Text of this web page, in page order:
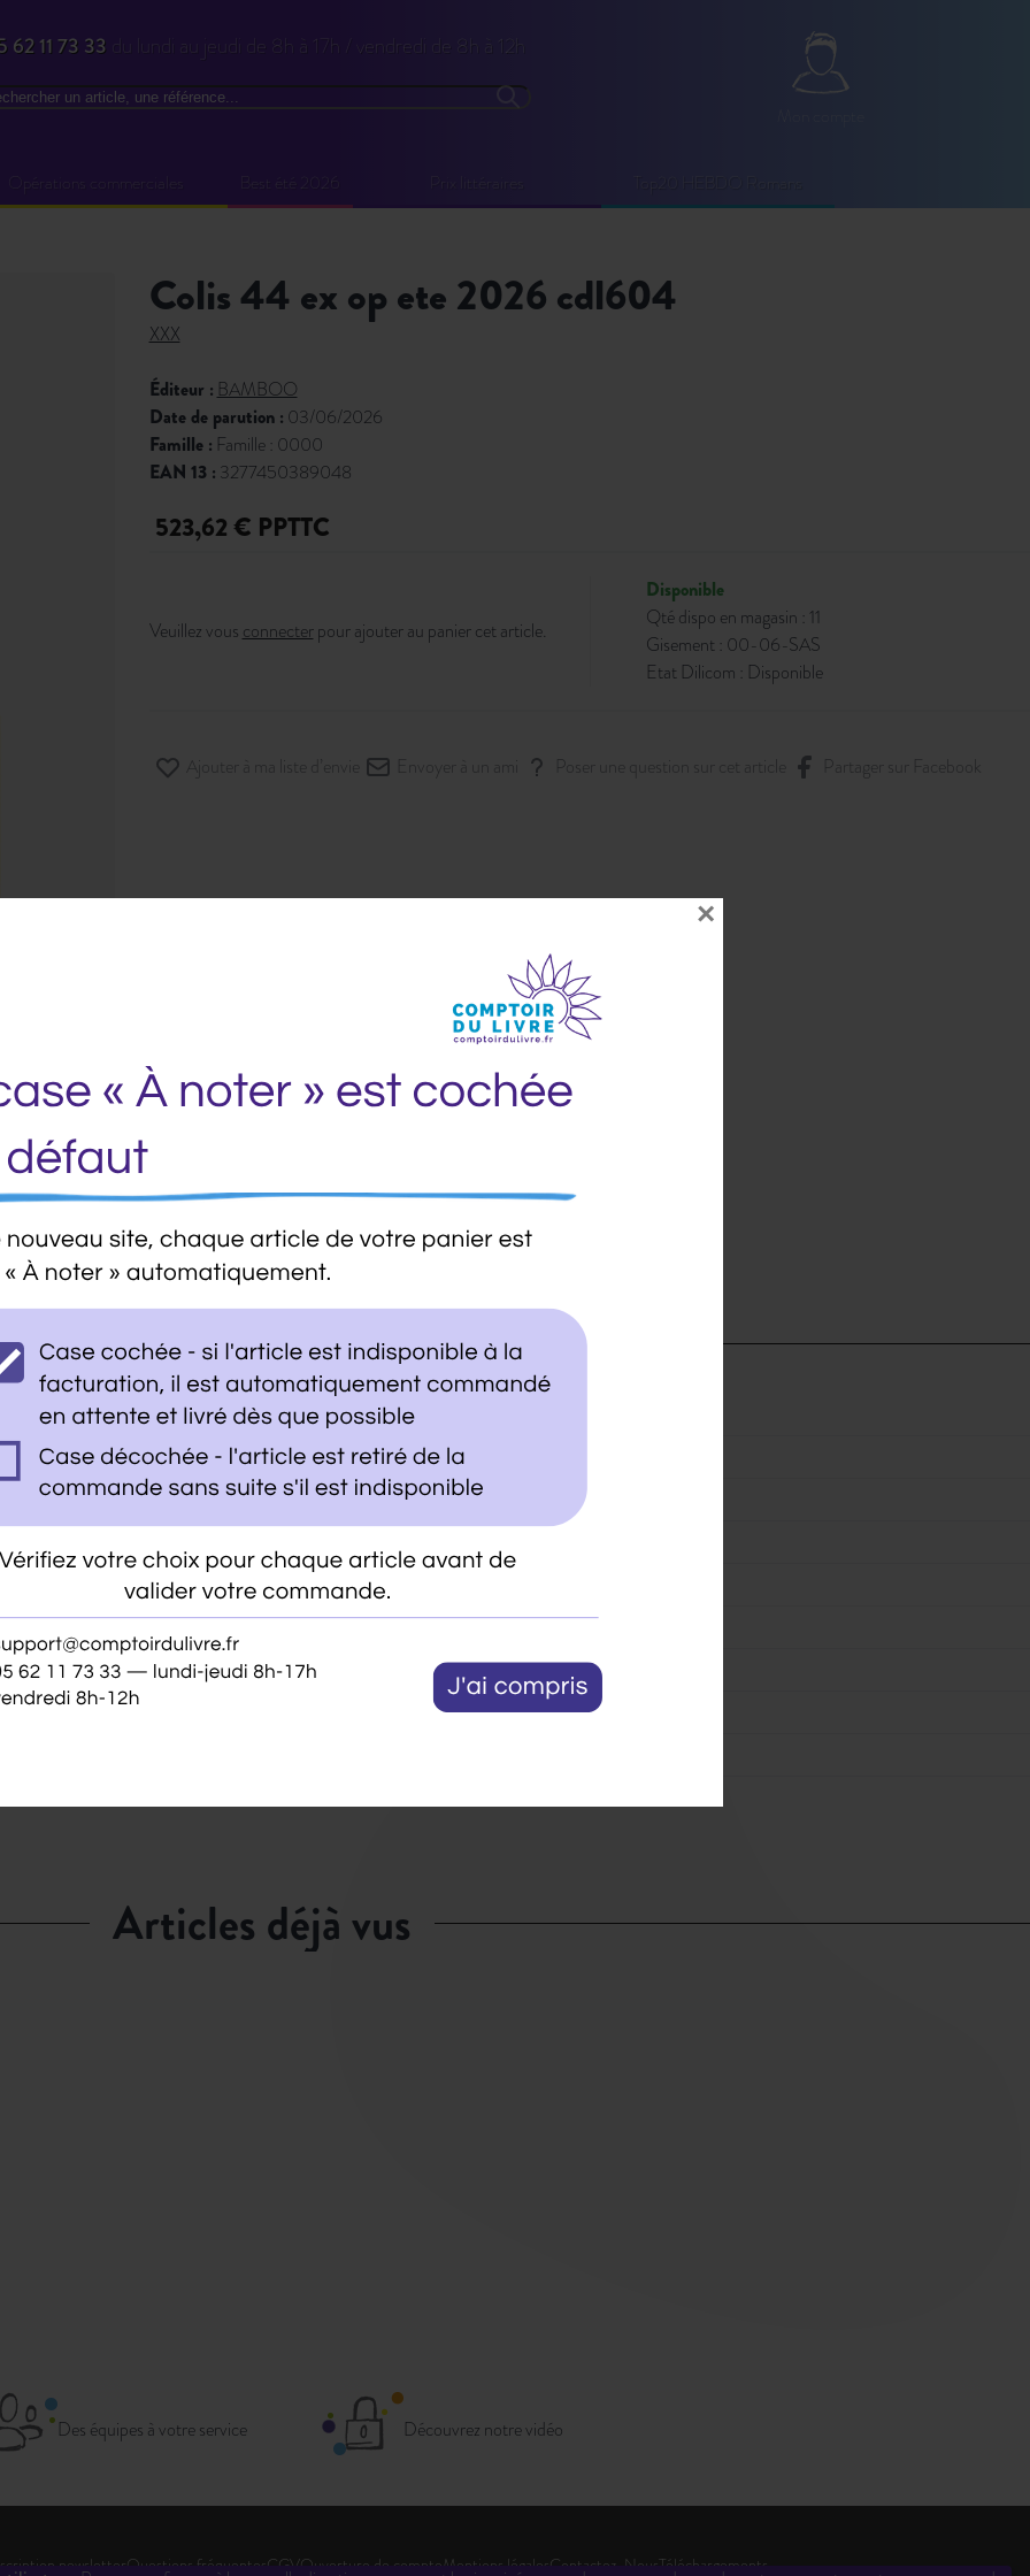
×
62 11 73 33 du lundi au jeudi de 8h à 17h / vendredi de 8h à 12h
Mon compte
Best été 2026
colis 44 ex op ete 2026 cdl604
XXX
Éditeur : BAMBOO
Date de parution : 03/06/2026
Famille : Famille : 0000
EAN 13 : 3277450389048
523,62 € PPTTC
Veuillez vous connecterpour ajouter au panier cet article.
Disponible
Qté dispo en magasin : 11
Gisement : 00-06-SAS
Etat Dilicom : Disponible
Ajouter à ma liste d’envie Envoyer à un ami Poser une question sur cet article Partager sur Facebook
Fiche Technique
articles déjà vus
Des équipes à votre service Découvrez notre vidéo
newsletterQuestions fréquentesCGVOuverture de compteMentions légalesContactez-NousTéléchargements